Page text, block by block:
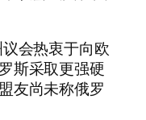
会热衷于向欧
斯采取更强硬
友尚未称俄罗